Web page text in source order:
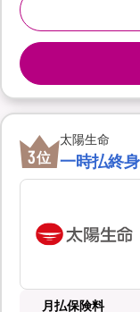
3位
太陽生命
一時払終
月払保険料